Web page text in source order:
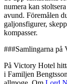
numera kan
avund. Föremålen
galjonsfigurer,
kompasser.
###Samlingarna på
På Victory Hotel
i Familjen